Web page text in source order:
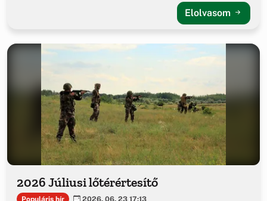
Elolvasom
2026 Júliusi lőtérértesítő
Populáris hír 2026. 06. 23 17:13